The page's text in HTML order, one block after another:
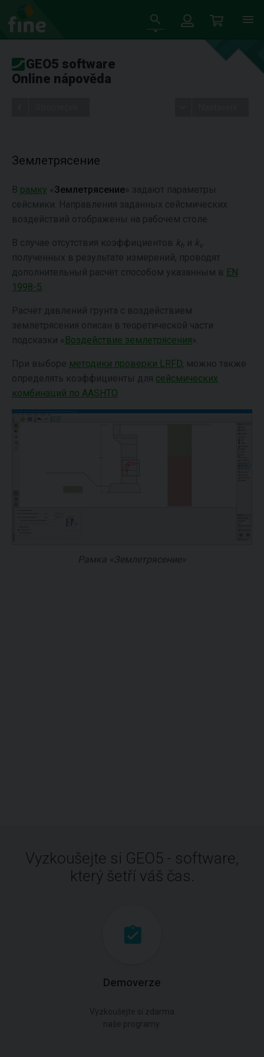
GEO5 software
Online nápověda
Землетрясение
В рамку « Землетрясение » задают параметры
сейсмики. Направления заданных сейсмических
воздействий отображены на рабочем столе.
В случае отсутствия коэффициентов kh и k v
полученных в результате измерений, проводят
дополнительный расчёт способом указанным в EN
1998-5
Расчёт давлений грунта с воздействием
землетрясения описан в теоретической части
подсказки « Воздействие землетрясения ».
При выборе методики проверки LRFD, можно также
определять коэффициенты для сейсмических
комбинаций по AASHTO
Рамка «Землетрясение»
Vyzkoušejte si GEO5 - software,
který šetří váš čas.
Demoverze